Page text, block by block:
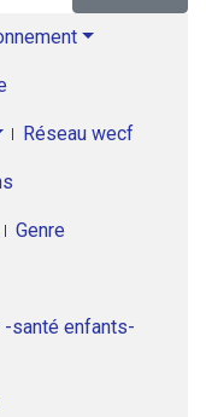
Réseau wecf
Genre
-santé enfants-